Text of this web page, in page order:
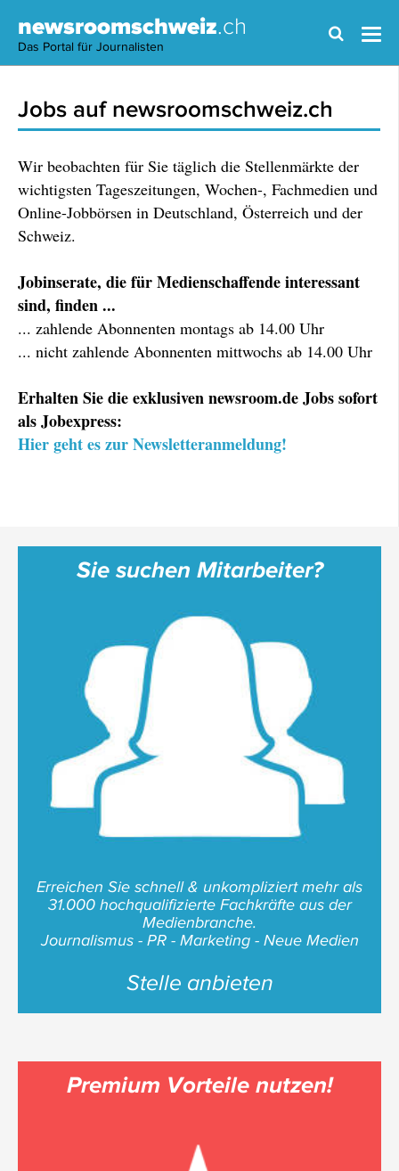
newsroomschweiz.ch
Das Portal für Journalisten
Jobs auf newsroomschweiz.ch
Wir beobachten für Sie täglich die Stellenmärkte der
wichtigsten Tageszeitungen, Wochen-, Fachmedien und
Online-Jobbörsen in Deutschland, Österreich und der
Schweiz.
Jobinserate, die für Medienschaffende interessant
sind, finden ...
... zahlende Abonnenten montags ab 14.00 Uhr
... nicht zahlende Abonnenten mittwochs ab 14.00 Uhr
Erhalten Sie die exklusiven newsroom.de Jobs sofort
als Jobexpress:
Hier geht es zur Newsletteranmeldung!
Sie suchen Mitarbeiter?
Erreichen Sie schnell & unkompliziert mehr als
31.000 hochqualifizierte Fachkräfte aus der
Medienbranche.
Journalismus - PR - Marketing - Neue Medien
Stelle anbieten
Premium Vorteile nutzen!